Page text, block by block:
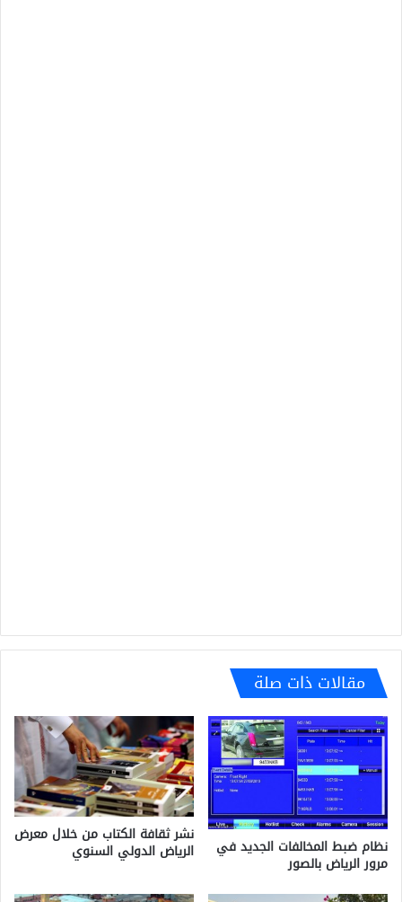
مقالات ذات صلة
نظام ضبط المخالفات الجديد في
مرور الرياض بالصور
نشر ثقافة الكتاب من خلال معرض
الرياض الدولي السنوي